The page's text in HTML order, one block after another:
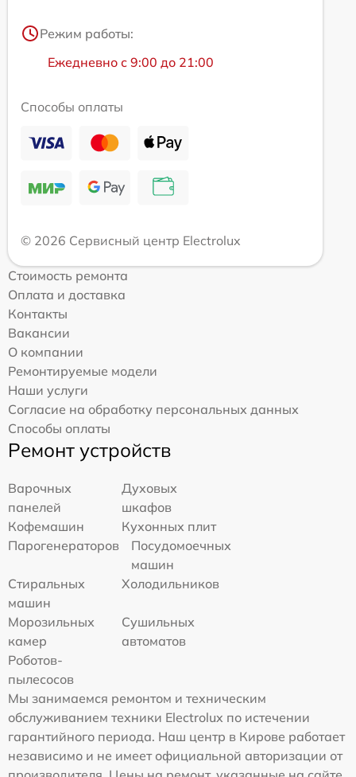
Режим работы:
Ежедневно с 9:00 до 21:00
Способы оплаты
© 2026 Сервисный центр Electrolux
Стоимость ремонта
Оплата и доставка
Контакты
Вакансии
О компании
Ремонтируемые модели
Наши услуги
Согласие на обработку персональных данных
Способы оплаты
Ремонт устройств
Варочных
панелей
Духовых
шкафов
Кофемашин
Кухонных плит
Парогенераторов
Посудомоечных
машин
Стиральных
машин
Холодильников
Морозильных
камер
Сушильных
автоматов
Роботов-
пылесосов
Мы занимаемся ремонтом и техническим
обслуживанием техники Electrolux по истечении
гарантийного периода. Наш центр в Кирове работает
независимо и не имеет официальной авторизации от